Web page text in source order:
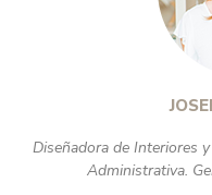
Diseñadora de Interiores
Administrativa.